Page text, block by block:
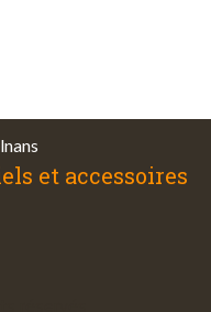
et accessoires